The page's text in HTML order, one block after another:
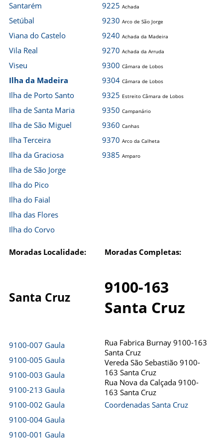
Santarém
Setúbal
Viana do Castelo
Vila Real
Viseu
Ilha da Madeira
Ilha de Porto Santo
Ilha de Santa Maria
Ilha de São Miguel
Ilha Terceira
Ilha da Graciosa
Ilha de São Jorge
Ilha do Pico
Ilha do Faial
Ilha das Flores
Ilha do Corvo
9225 Achada
9230 Arco de São Jorge
9240 Achada da Madeira
9270 Achada da Arruda
9300 Câmara de Lobos
9304 Câmara de Lobos
9325 Estreito Câmara de Lobos
9350 Campanário
9360 Canhas
9370 Arco da Calheta
9385 Amparo
Moradas Localidade: Moradas Completas:
Santa Cruz
9100-163
Santa Cruz
9100-007 Gaula
9100-005 Gaula
9100-003 Gaula
9100-213 Gaula
9100-002 Gaula
9100-004 Gaula
9100-001 Gaula
Rua Fabrica Burnay 9100-163
Santa Cruz
Vereda São Sebastião 9100-
163 Santa Cruz
Rua Nova da Calçada 9100-
163 Santa Cruz
Coordenadas Santa Cruz